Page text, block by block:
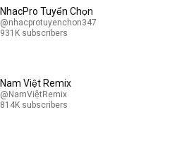
NhacPro Tuyển Chọn
@nhacprotuyenchon347
931K subscribers
Nam Việt Remix
@NamViệtRemix
814K subscribers